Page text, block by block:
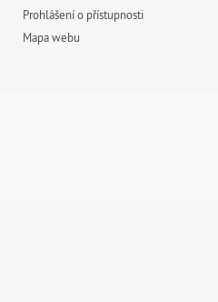
Prohlášení o přístupnosti
Mapa webu